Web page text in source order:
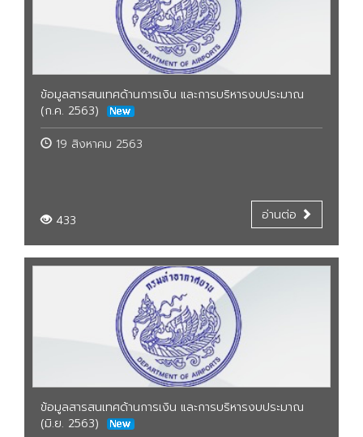
ข้อมูลสารสนเทศด้านการเงิน และการบริหารงบประมาณ
(ก.ค. 2563)
19 สิงหาคม 2563
433 อ่านต่อ
ข้อมูลสารสนเทศด้านการเงิน และการบริหารงบประมาณ
(มิ.ย. 2563)